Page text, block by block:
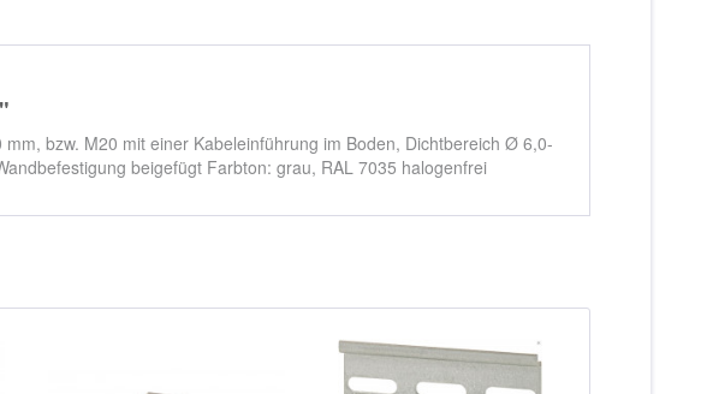
bzw. M20 mit einer Kabeleinführung im Boden, Dichtbereich Ø 6,0-
beigefügt Farbton: grau, RAL 7035 halogenfrei